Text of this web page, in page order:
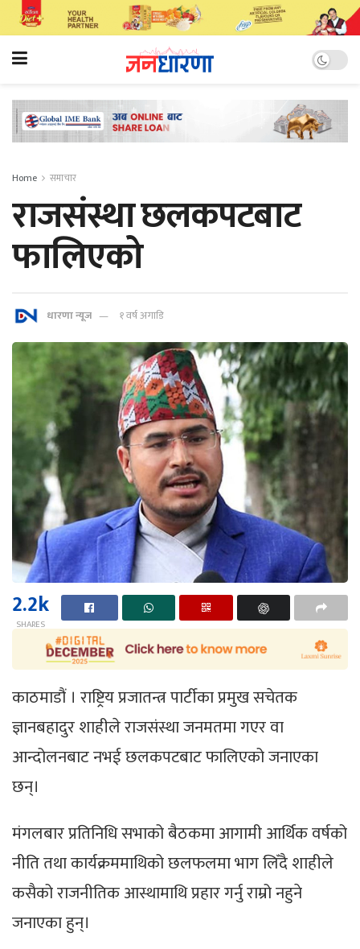
Home समाचार
राजसंस्था छलकपटबाट
फालिएको
धारणा न्यूज १ वर्ष अगाडि
2.2k
SHARES
काठमाडौं । राष्ट्रिय प्रजातन्त्र पार्टीका प्रमुख सचेतक
ज्ञानबहादुर शाहीले राजसंस्था जनमतमा गएर वा
आन्दोलनबाट नभई छलकपटबाट फालिएको जनाएका
छन्।
मंगलबार प्रतिनिधि सभाको बैठकमा आगामी आर्थिक वर्षको
नीति तथा कार्यक्रममाथिको छलफलमा भाग लिँदै शाहीले
कसैको राजनीतिक आस्थामाथि प्रहार गर्नु राम्रो नहुने
जनाएका हुन्।